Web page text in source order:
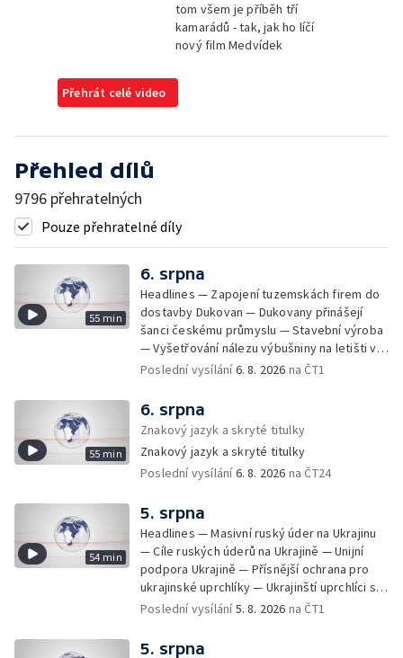
tom všem je příběh tří
kamarádů - tak, jak ho líčí
nový film Medvídek
Přehrát celé video
Přehled dílů
9796 přehratelných
Pouze přehratelné díly
55 min
6. srpna
Headlines — Zapojení tuzemskách firem do
dostavby Dukovan — Dukovany přinášejí
šanci českému průmyslu — Stavební výroba
— Vyšetřování nálezu výbušniny na letišti v
Lipsku — Bourání torza vyhořelé budovy ve
Omezování spotřeby vody v Jihlavě — Čistý
zisk bank — Jednání o ukončení bojů na
Blízkém východě — Opakované údery na
jižní Libanon — Přibylo zásahů horské služby
— Bezpečnostní opatření kvůli Evropské lize
Oscara — Doživotní trest pro Afghánce —
Slevy na jízdném — Aktualizace plánu
adaptace na klimatické změny — Letošní
teplotní rekordy — Škody po nočních
bouřkách na východě Čech — Výhled počasí
na další dny — Sucho dělá problémy
zemědělcům i drobným pěstitelům — Výhled
nehodě z chytrých zařízení — Zbytečné
Poslední vysílání6. 8. 2026 na ČT1
55 min
6. srpna
Znakový jazyk a skryté titulky
Znakový jazyk a skryté titulky
Poslední vysílání6. 8. 2026 na ČT24
54 min
5. srpna
Headlines — Masivní ruský úder na Ukrajinu
— Cíle ruských úderů na Ukrajině — Unijní
podpora Ukrajině — Přísnější ochrana pro
ukrajinské uprchlíky — Ukrajinští uprchlíci s
dočasnou ochranou v Česku — Uprchlíci s
Most — Hašení skládky — Srážka nákladního
Poslední vysílání5. 8. 2026 na ČT1
5. srpna